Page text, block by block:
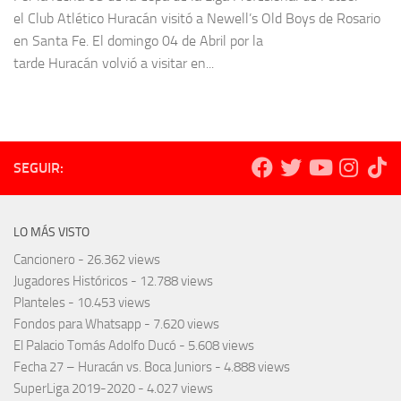
el Club Atlético Huracán visitó a Newell’s Old Boys de Rosario
en Santa Fe. El domingo 04 de Abril por la
tarde Huracán volvió a visitar en...
SEGUIR:
LO MÁS VISTO
Cancionero - 26.362 views
Jugadores Históricos - 12.788 views
Planteles - 10.453 views
Fondos para Whatsapp - 7.620 views
El Palacio Tomás Adolfo Ducó - 5.608 views
Fecha 27 – Huracán vs. Boca Juniors - 4.888 views
SuperLiga 2019-2020 - 4.027 views